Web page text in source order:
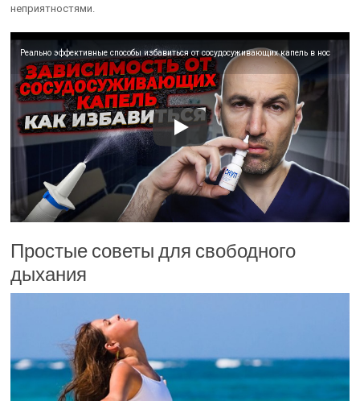
неприятностями.
Реально эффективные способы избавиться от сосудосуживающих капель в нос
Простые советы для свободного
дыхания